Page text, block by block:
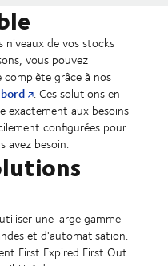
niveaux de vos stocks
vous pouvez
grâce à nos
. Ces solutions en
exactement aux besoins
configurées pour
avez besoin.
une large gamme
et d'automatisation.
First Expired First Out